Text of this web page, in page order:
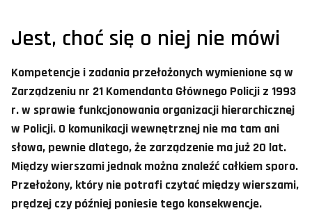
Jest, choć się o niej nie mówi
Kompetencje i zadania przełożonych wymienione są w
Zarządzeniu nr 21 Komendanta Głównego Policji z 1993
r. w sprawie funkcjonowania organizacji hierarchicznej
w Policji. O komunikacji wewnętrznej nie ma tam ani
słowa, pewnie dlatego, że zarządzenie ma już 20 lat.
Między wierszami jednak można znaleźć całkiem sporo.
Przełożony, który nie potrafi czytać między wierszami,
prędzej czy później poniesie tego konsekwencje.